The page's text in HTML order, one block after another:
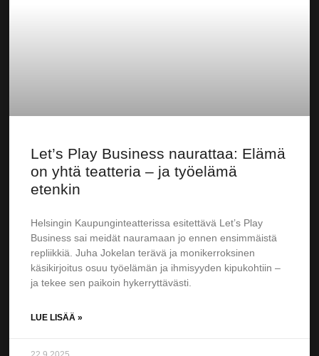
Let’s Play Business naurattaa: Elämä
on yhtä teatteria – ja työelämä
etenkin
Helsingin Kaupunginteatterissa esitettävä Let’s Play
Business sai meidät nauramaan jo ennen ensimmäistä
repliikkiä. Juha Jokelan terävä ja monikerroksinen
käsikirjoitus osuu työelämän ja ihmisyyden kipukohtiin –
ja tekee sen paikoin hykerryttävästi.
LUE LISÄÄ »